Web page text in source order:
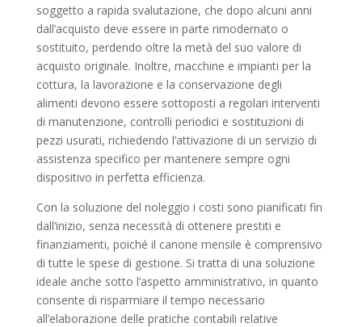
soggetto a rapida svalutazione, che dopo alcuni anni
dall’acquisto deve essere in parte rimodernato o
sostituito, perdendo oltre la metà del suo valore di
acquisto originale. Inoltre, macchine e impianti per la
cottura, la lavorazione e la conservazione degli
alimenti devono essere sottoposti a regolari interventi
di manutenzione, controlli periodici e sostituzioni di
pezzi usurati, richiedendo l’attivazione di un servizio di
assistenza specifico per mantenere sempre ogni
dispositivo in perfetta efficienza.
Con la soluzione del noleggio i costi sono pianificati fin
dall’inizio, senza necessità di ottenere prestiti e
finanziamenti, poiché il canone mensile è comprensivo
di tutte le spese di gestione. Si tratta di una soluzione
ideale anche sotto l’aspetto amministrativo, in quanto
consente di risparmiare il tempo necessario
all’elaborazione delle pratiche contabili relative